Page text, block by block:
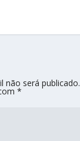
não será publicado.
*